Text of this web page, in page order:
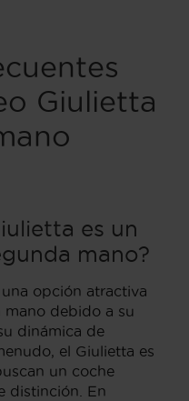
Giulietta
es un
mano?
opción atractiva
mano debido a su
dinámica de
el Giulietta es
un coche
distinción. En